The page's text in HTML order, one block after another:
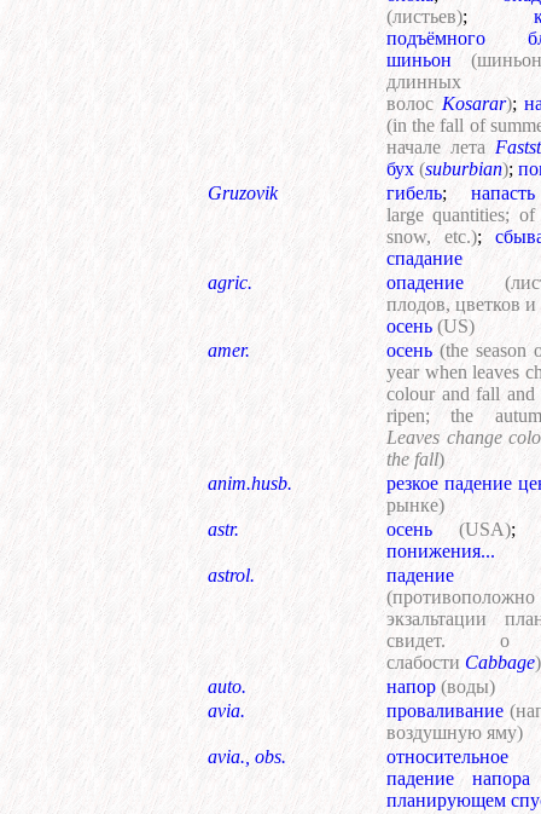
(листьев);
подъёмного
шиньон
длинных
волос Kosarar);
(in the fall of
начале лета
бух (suburbian);
Gruzovik
гибель; напасть
large quantities;
snow, etc.);
спадание
agric.
опадение
плодов, цветков и
осень (US)
amer.
осень (the season
year when leaves
colour and fall and
ripen; the
Leaves change
the fall)
anim.husb.
резкое падение
рынке)
astr.
осень (USA);
понижения...
astrol.
падение
(противоположно
экзальтации
свидет. о
слабости Cabbage)
auto.
напор (воды)
avia.
проваливание
воздушную яму)
avia., obs.
относительное
падение
планирующем